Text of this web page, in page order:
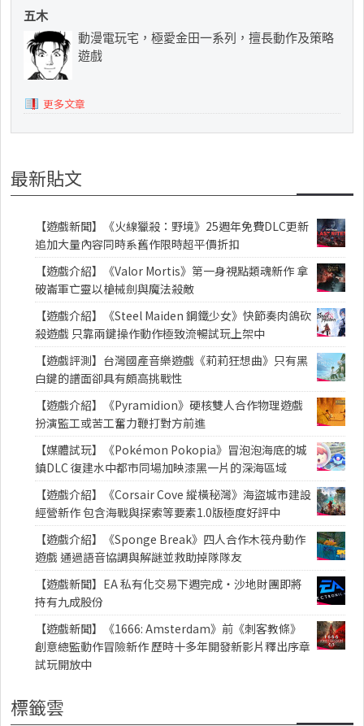
五木
動漫電玩宅，極愛金田一系列，擅長動作及策略
遊戲
更多文章
最新貼文
【遊戲新聞】《火線獵殺：野境》25週年免費DLC更新
追加大量內容同時系舊作限時超平價折扣
【遊戲介紹】《Valor Mortis》第一身視點類魂新作 拿
破崙軍亡靈以槍械劍與魔法殺敵
【遊戲介紹】《Steel Maiden 鋼鐵少女》快節奏肉鴿砍
殺遊戲 只靠兩鍵操作動作極致流暢試玩上架中
【遊戲評測】台灣國產音樂遊戲《莉莉狂想曲》只有黑
白鍵的譜面卻具有頗高挑戰性
【遊戲介紹】《Pyramidion》硬核雙人合作物理遊戲
扮演監工或苦工奮力鞭打對方前進
【媒體試玩】《Pokémon Pokopia》冒泡泡海底的城
鎮DLC 復建水中都市同場加映漆黑一片的深海區域
【遊戲介紹】《Corsair Cove 縱橫秘灣》海盜城市建設
經營新作 包含海戰與探索等要素1.0版極度好評中
【遊戲介紹】《Sponge Break》四人合作木筏舟動作
遊戲 通過語音協調與解謎並救助掉隊隊友
【遊戲新聞】EA 私有化交易下週完成・沙地財團即將
持有九成股份
【遊戲新聞】《1666: Amsterdam》前《刺客教條》
創意總監動作冒險新作 歷時十多年開發新影片釋出序章
試玩開放中
標籤雲